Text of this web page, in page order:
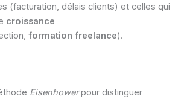
(facturation, délais clients) et celles qui
croissance
formation freelance).
Eisenhowerpour distinguer